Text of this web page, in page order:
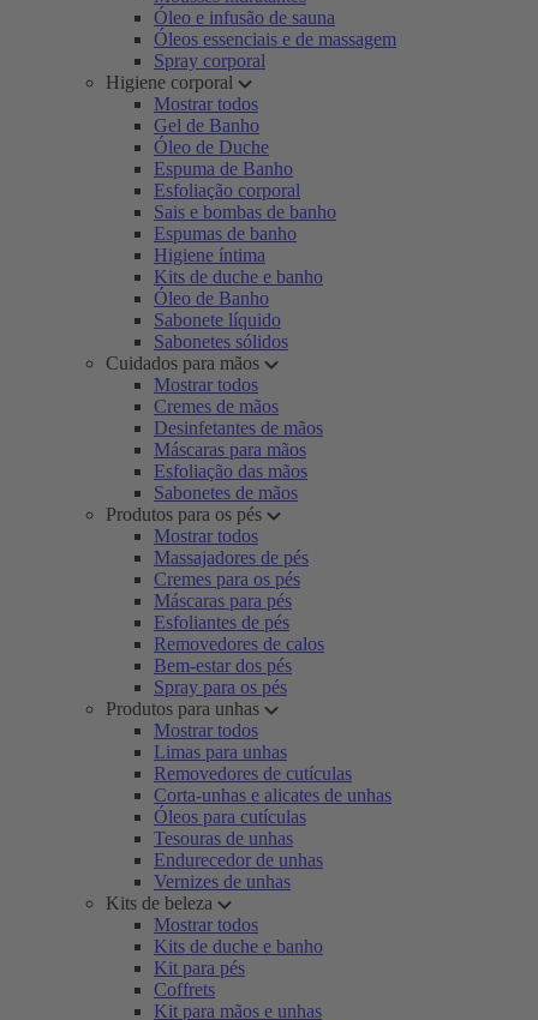
Óleo e infusão de sauna
Óleos essenciais e de massagem
Spray corporal
Higiene corporal
Mostrar todos
Gel de Banho
Óleo de Duche
Espuma de Banho
Esfoliação corporal
Sais e bombas de banho
Espumas de banho
Higiene íntima
Kits de duche e banho
Óleo de Banho
Sabonete líquido
Sabonetes sólidos
Cuidados para mãos
Mostrar todos
Cremes de mãos
Desinfetantes de mãos
Máscaras para mãos
Esfoliação das mãos
Sabonetes de mãos
Produtos para os pés
Mostrar todos
Massajadores de pés
Cremes para os pés
Máscaras para pés
Esfoliantes de pés
Removedores de calos
Bem-estar dos pés
Spray para os pés
Produtos para unhas
Mostrar todos
Limas para unhas
Removedores de cutículas
Corta-unhas e alicates de unhas
Óleos para cutículas
Tesouras de unhas
Endurecedor de unhas
Vernizes de unhas
Kits de beleza
Mostrar todos
Kits de duche e banho
Kit para pés
Coffrets
Kit para mãos e unhas